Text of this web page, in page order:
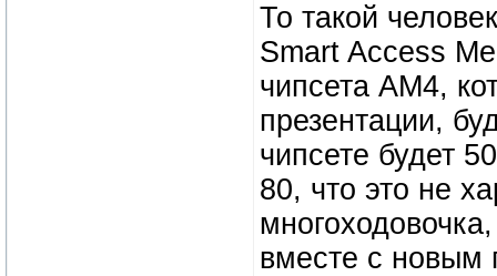
То такой
Smart Access
чипсета АМ4,
презентации,
чипсете будет
80, что это не
вместе с новым